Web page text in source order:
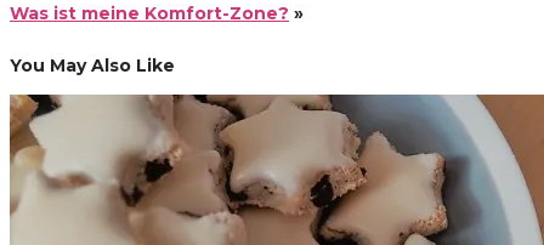
Was ist meine Komfort-Zone? »
You May Also Like